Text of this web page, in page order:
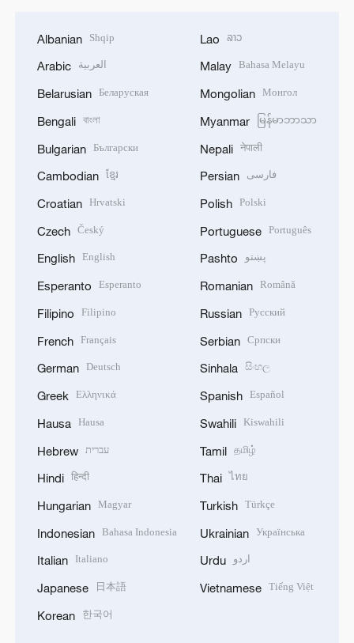
Albanian Shqip
Arabic العربية
Belarusian Беларуская
Bengali বাংলা
Bulgarian Български
Cambodian ខ្មែរ
Croatian Hrvatski
Czech Český
English English
Esperanto Esperanto
Filipino Filipino
French Français
German Deutsch
Greek Ελληνικά
Hausa Hausa
Hebrew עברית
Hindi हिन्दी
Hungarian Magyar
Indonesian Bahasa Indonesia
Italian Italiano
Japanese 日本語
Korean 한국어
Lao ລາວ
Malay Bahasa Melayu
Mongolian Монгол
Myanmar မြန်မာဘာသာ
Nepali नेपाली
Persian فارسی
Polish Polski
Portuguese Português
Pashto پښتو
Romanian Română
Russian Русский
Serbian Српски
Sinhala සිංහල
Spanish Español
Swahili Kiswahili
Tamil தமிழ்
Thai ไทย
Turkish Türkçe
Ukrainian Українська
Urdu اردو
Vietnamese Tiếng Việt